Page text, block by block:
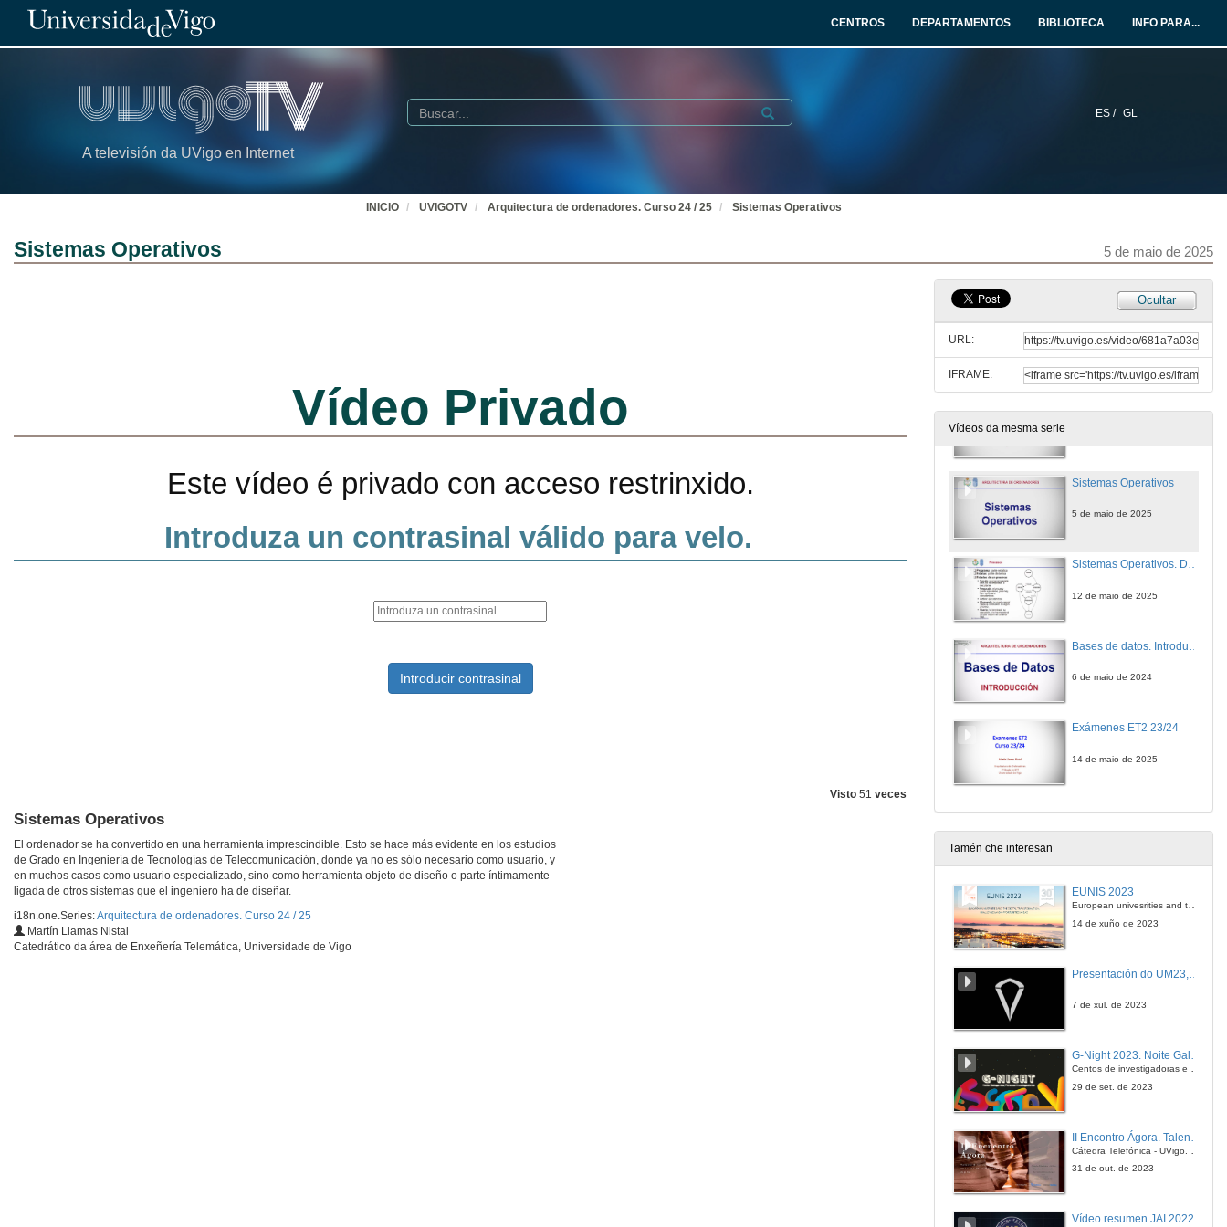
CENTROS DEPARTAMENTOS BIBLIOTECA INFO PARA...
A televisión da UVigo en Internet
ES / GL
Buscar Submit
INICIO UVIGOTV Arquitectura de ordenadores. Curso 24 / 25 Sistemas Operativos
Sistemas Operativos 5 de maio de 2025
Visto 51 veces
Sistemas Operativos
El ordenador se ha convertido en una herramienta imprescindible. Esto se hace más evidente en los estudios
de Grado en Ingeniería de Tecnologías de Telecomunicación, donde ya no es sólo necesario como usuario, y
en muchos casos como usuario especializado, sino como herramienta objeto de diseño o parte íntimamente
ligada de otros sistemas que el ingeniero ha de diseñar.
i18n.one.Series:Arquitectura de ordenadores. Curso 24 / 25
Martín Llamas Nistal
Catedrático da área de Enxeñería Telemática, Universidade de Vigo
Ocultar
URL:
IFRAME:
Vídeos da mesma serie
1 de abr. de 2024
28 de abr. de 2025
Sistemas Operativos
5 de maio de 2025
Sistemas Operativos. Descripción de Procesos (completa)
12 de maio de 2025
6 de maio de 2024
Exámenes ET2 23/24
14 de maio de 2025
Tamén che interesan
EUNIS 2023
European univesrities and the digital transformation: challenges and opportunities ahead
14 de xuño de 2023
7 de xul. de 2023
G-Night 2023. Noite Galega das Persoas Investigadoras. Conciencias creativas
Centos de investigadoras e investigadores, decenas de actividades e sete cidades
29 de set. de 2023
Cátedra Telefónica - UVigo. Espazos de innovación
31 de out. de 2023
Vídeo resumen JAI 2022